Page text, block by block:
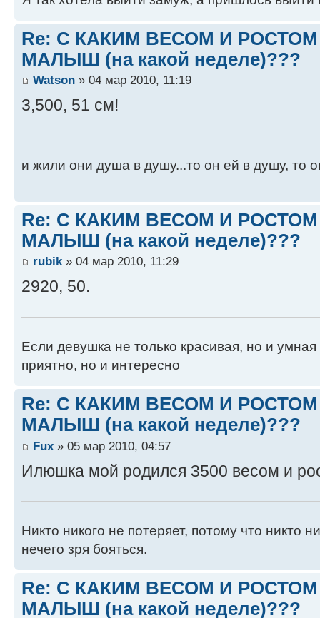
Re: С КАКИМ ВЕСОМ И
МАЛЫШ (на какой неделе)???
Watson » 04 мар 2010, 11:19
3,500, 51 см!
и жили они душа в душу...то он ей в душу, то
Re: С КАКИМ ВЕСОМ И
МАЛЫШ (на какой неделе)???
rubik» 04 мар 2010, 11:29
2920, 50.
Если девушка не только красивая, но и умная
приятно, но и интересно
Re: С КАКИМ ВЕСОМ И
МАЛЫШ (на какой неделе)???
Fux » 05 мар 2010, 04:57
Илюшка мой родился 3500 весом и
Никто никого не потеряет, потому что никто
нечего зря бояться.
Re: С КАКИМ ВЕСОМ И
МАЛЫШ (на какой неделе)???